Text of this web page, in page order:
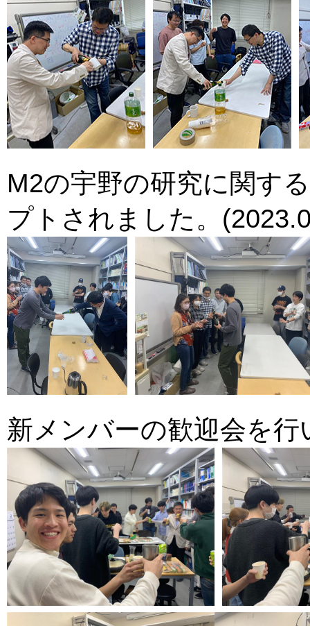
M2の宇野の研究に関す
プトされました。
新メンバーの歓迎会を